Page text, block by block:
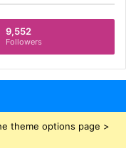
9,552
Followers
theme options page >